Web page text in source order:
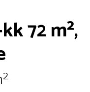
72 m²,